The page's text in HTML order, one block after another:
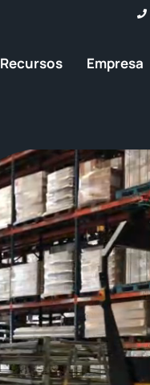
Recursos Empresa